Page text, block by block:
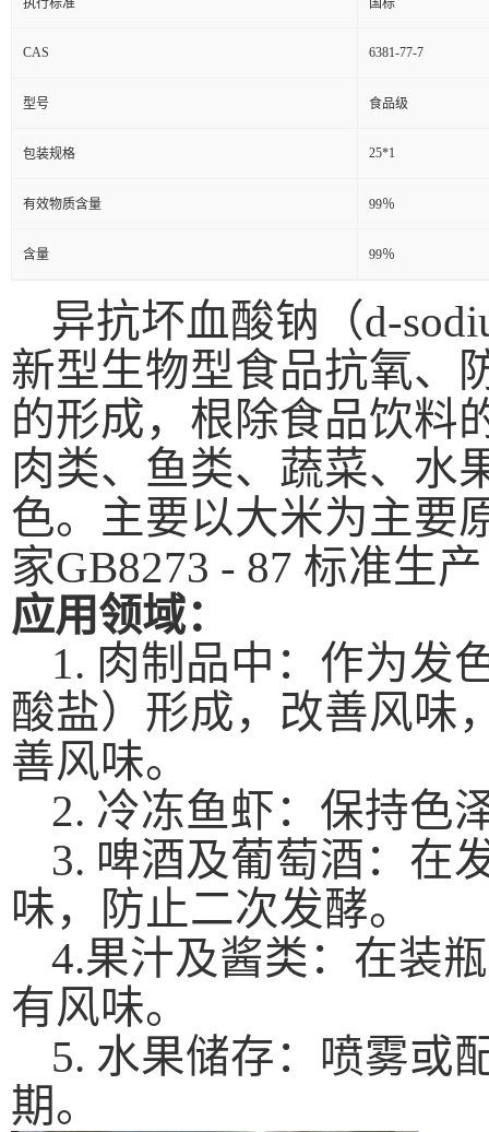
执行标准 国标
CAS 6381-77-7
型号 食品级
包装规格 25*1
有效物质含量 99％
含量 99％
异抗坏血酸钠 （d-
新型生物型食品抗氧、
的形成，根除食品饮料
肉类、鱼类、蔬菜、水
色。主要以大米为主要
家GB8273 - 87 标准生
应用领域：
1. 肉制品中：作为发
酸盐）形成，改善风味
善风味。
2. 冷冻鱼虾：保持色
3. 啤酒及葡萄酒：在
味，防止二次发酵。
4.果汁及酱类：在装
有风味。
5. 水果储存：喷雾或
期。